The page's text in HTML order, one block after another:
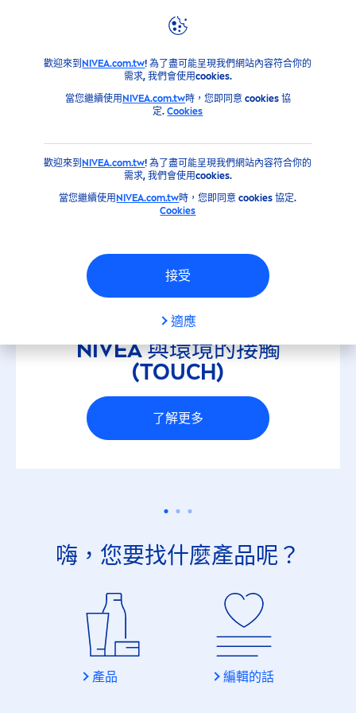
歡迎來到 NIVEA.com.tw! 為了盡可能呈現我們網站內容符合你的
需求, 我們會使用cookies.
當您繼續使用 NIVEA.com.tw時，您即同意 cookies 協
定.Cookies
歡迎來到 NIVEA.com.tw! 為了盡可能呈現我們網站內容符合你的
需求, 我們會使用cookies.
當您繼續使用 NIVEA.com.tw時，您即同意 cookies 協定.
Cookies
接受
適應
NIVEA與環境的接觸
(TOUCH)
了解更多
嗨，您要找什麼產品呢？
產品 編輯的話